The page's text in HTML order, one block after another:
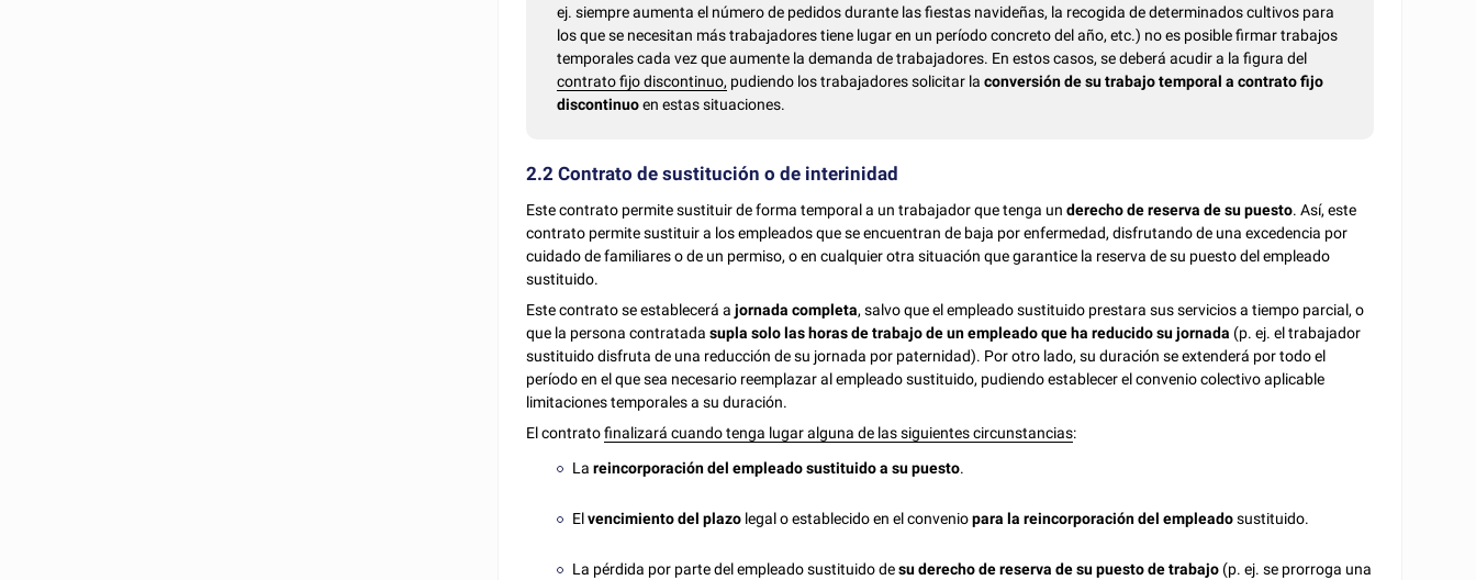
ej. siempre aumenta el número de pedidos durante las fiestas navideñas, la recogida de determinados cultivos para
los que se necesitan más trabajadores tiene lugar en un período concreto del año, etc.) no es posible firmar trabajos
temporales cada vez que aumente la demanda de trabajadores. En estos casos, se deberá acudir a la figura del
contrato fijo discontinuo, pudiendo los trabajadores solicitar laconversión de su trabajo temporal a contrato fijo
discontinuoen estas situaciones.
2.2 Contrato de sustitución o de interinidad
Este contrato permite sustituir de forma temporal a un trabajador que tenga underecho de reserva de su puesto. Así, este
contrato permite sustituir a los empleados que se encuentran de baja por enfermedad, disfrutando de una excedencia por
cuidado de familiares o de un permiso, o en cualquier otra situación que garantice la reserva de su puesto del empleado
sustituido.
Este contrato se establecerá ajornada completa, salvo que el empleado sustituido prestara sus servicios a tiempo parcial, o
que la persona contratadasupla solo las horas de trabajo de un empleado que ha reducido su jornada (p. ej. el trabajador
sustituido disfruta de una reducción de su jornada por paternidad). Por otro lado, su duración se extenderá por todo el
período en el que sea necesario reemplazar al empleado sustituido, pudiendo establecer el convenio colectivo aplicable
limitaciones temporales a su duración.
El contratofinalizará cuando tenga lugar alguna de las siguientes circunstancias:
Lareincorporación del empleado sustituido a su puesto.
Elvencimiento del plazo legal o establecido en el conveniopara la reincorporación del empleadosustituido.
La pérdida por parte del empleado sustituido desu derecho de reserva de su puesto de trabajo (p. ej. se prorroga una